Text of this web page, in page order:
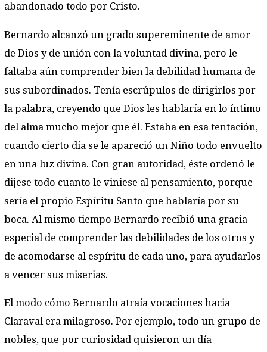
abandonado todo por Cristo.
Bernardo alcanzó un grado supereminente de amor
de Dios y de unión con la voluntad divina, pero le
faltaba aún comprender bien la debilidad humana de
sus subordinados. Tenía escrúpulos de dirigirlos por
la palabra, creyendo que Dios les hablaría en lo íntimo
del alma mucho mejor que él. Estaba en esa tentación,
cuando cierto día se le apareció un Niño todo envuelto
en una luz divina. Con gran autoridad, éste ordenó le
dijese todo cuanto le viniese al pensamiento, porque
sería el propio Espíritu Santo que hablaría por su
boca. Al mismo tiempo Bernardo recibió una gracia
especial de comprender las debilidades de los otros y
de acomodarse al espíritu de cada uno, para ayudarlos
a vencer sus miserias.
El modo cómo Bernardo atraía vocaciones hacia
Claraval era milagroso. Por ejemplo, todo un grupo de
nobles, que por curiosidad quisieron un día